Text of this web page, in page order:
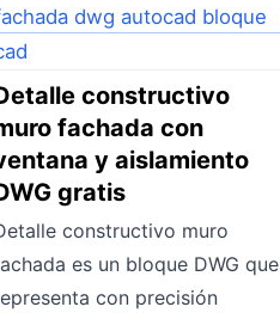
constructivo
fachada con
y aislamiento
gratis
constructivo muro
es un bloque DWG que
con precisión